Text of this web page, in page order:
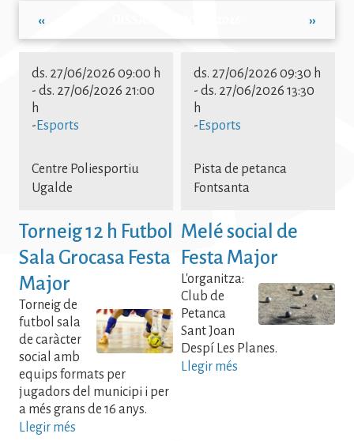
d'ariadna
Paginació
‹‹ ››
ds. 27/06/2026 09:00 h
- ds. 27/06/2026 21:00
h
- Esports
Centre Poliesportiu
Ugalde
Torneig 12 h Futbol
Sala Grocasa Festa
Major
Torneig de
futbol sala
de caràcter
social amb
equips formats per
jugadors del municipi i per
a més grans de 16 anys.
Llegir més
ds. 27/06/2026 09:30 h
- ds. 27/06/2026 13:30
h
- Esports
Pista de petanca
Fontsanta
Melé social de
Festa Major
L'organitza:
Club de
Petanca
Sant Joan
Despí Les Planes.
Llegir més